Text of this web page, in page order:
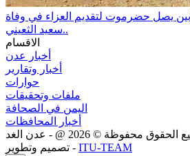
يصل حضرموت لتقديم العزاء في وفاة
سعيد الثعيني..
الاقسام
أخبار عدن
أخبار وتقارير
حوارات
ملفات وتحقيقات
اليمن في الصحافة
أخبار المحافظات
الحقوق محفوظة © 2026 @ - عدن الغد
تصميم وتطوير - ITU-TEAM